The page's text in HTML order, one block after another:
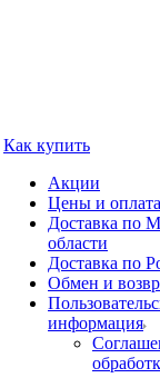
Как купить
Акции
Цены и оплата
Доставка по
области
Доставка по
Обмен и
информация